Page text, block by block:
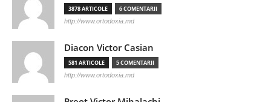
3878 ARTICOLE 6 COMENTARII
http://www.ortodoxia.md
Diacon Victor Casian
581 ARTICOLE 5 COMENTARII
http://www.ortodoxia.md